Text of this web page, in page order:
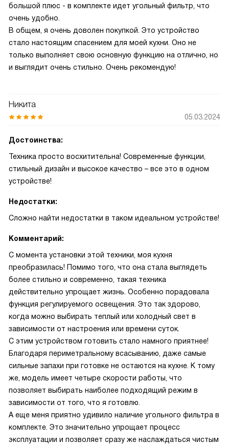
большой плюс - в комплекте идет угольный фильтр, что
очень удобно.
В общем, я очень доволен покупкой. Это устройство
стало настоящим спасением для моей кухни. Оно не
только выполняет свою основную функцию на отлично, но
и выглядит очень стильно. Очень рекомендую!
Никита
05.03.2024
Достоинства:
Техника просто восхитительна! Современные функции,
стильный дизайн и высокое качество – все это в одном
устройстве!
Недостатки:
Сложно найти недостатки в таком идеальном устройстве!
Комментарий:
С момента установки этой техники, моя кухня
преобразилась! Помимо того, что она стала выглядеть
более стильно и современно, такая техника
действительно упрощает жизнь. Особенно порадовала
функция регулируемого освещения. Это так здорово,
когда можно выбирать теплый или холодный свет в
зависимости от настроения или времени суток.
С этим устройством готовить стало намного приятнее!
Благодаря периметральному всасыванию, даже самые
сильные запахи при готовке не остаются на кухне. К тому
же, модель имеет четыре скорости работы, что
позволяет выбирать наиболее подходящий режим в
зависимости от того, что я готовлю.
А еще меня приятно удивило наличие угольного фильтра в
комплекте. Это значительно упрощает процесс
эксплуатации и позволяет сразу же наслаждаться чистым